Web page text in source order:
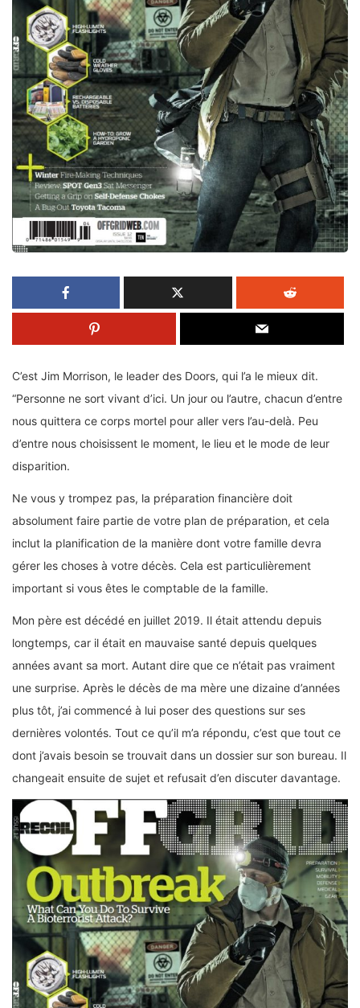
C’est Jim Morrison, le leader des Doors, qui l’a le mieux dit.
“Personne ne sort vivant d’ici. Un jour ou l’autre, chacun d’entre
nous quittera ce corps mortel pour aller vers l’au-delà. Peu
d’entre nous choisissent le moment, le lieu et le mode de leur
disparition.
Ne vous y trompez pas, la préparation financière doit
absolument faire partie de votre plan de préparation, et cela
inclut la planification de la manière dont votre famille devra
gérer les choses à votre décès. Cela est particulièrement
important si vous êtes le comptable de la famille.
Mon père est décédé en juillet 2019. Il était attendu depuis
longtemps, car il était en mauvaise santé depuis quelques
années avant sa mort. Autant dire que ce n’était pas vraiment
une surprise. Après le décès de ma mère une dizaine d’années
plus tôt, j’ai commencé à lui poser des questions sur ses
dernières volontés. Tout ce qu’il m’a répondu, c’est que tout ce
dont j’avais besoin se trouvait dans un dossier sur son bureau. Il
changeait ensuite de sujet et refusait d’en discuter davantage.